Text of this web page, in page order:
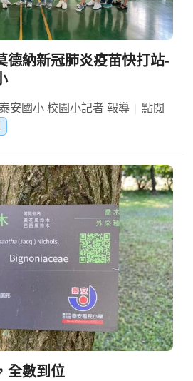
德納新冠肺炎疫苗快打站-
安國小 校園小記者 報導
點閱
全數到位